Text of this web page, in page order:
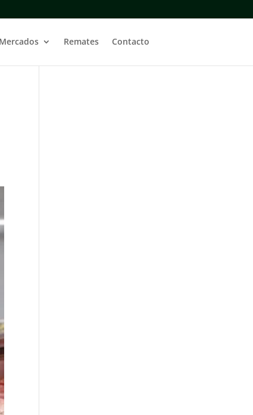
Mercados Remates Contacto